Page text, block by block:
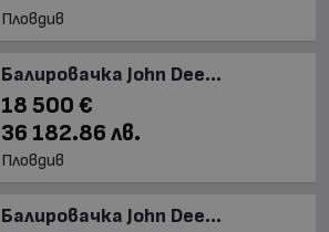
Пловдив
Балировачка John Dee...
18 500 €
36 182.86 лв.
Пловдив
Балировачка John Dee...